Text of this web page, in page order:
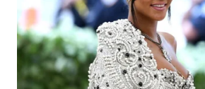
WN
KARAWANG
WN